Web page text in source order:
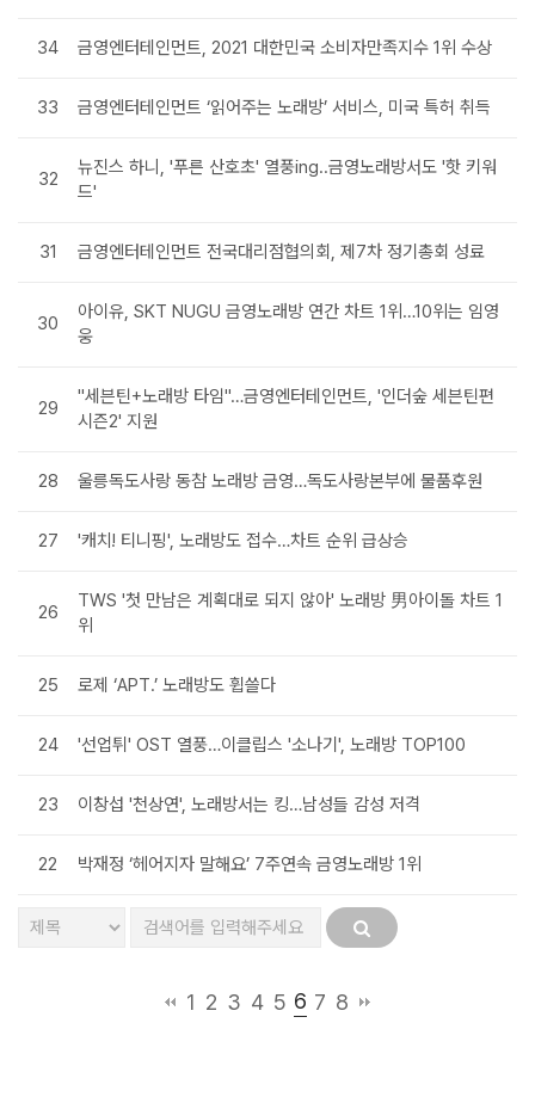
34 금영엔터테인먼트, 2021 대한민국 소비자만족지수 1위 수상
33 금영엔터테인먼트 ‘읽어주는 노래방’ 서비스, 미국 특허 취득
32
뉴진스 하니, '푸른 산호초' 열풍ing..금영노래방서도 '핫 키워
드'
31 금영엔터테인먼트 전국대리점협의회, 제7차 정기총회 성료
30
아이유, SKT NUGU 금영노래방 연간 차트 1위…10위는 임영
웅
29
"세븐틴+노래방 타임"…금영엔터테인먼트, '인더숲 세븐틴편
시즌2' 지원
28 울릉독도사랑 동참 노래방 금영…독도사랑본부에 물품후원
27 '캐치! 티니핑', 노래방도 접수…차트 순위 급상승
26
TWS '첫 만남은 계획대로 되지 않아' 노래방 男아이돌 차트 1
위
25 로제 ‘APT.’ 노래방도 휩쓸다
24 '선업튀' OST 열풍…이클립스 '소나기', 노래방 TOP100
23 이창섭 '천상연', 노래방서는 킹…남성들 감성 저격
22 박재정 ‘헤어지자 말해요’ 7주연속 금영노래방 1위
1 2 3 4 5 6 7 8